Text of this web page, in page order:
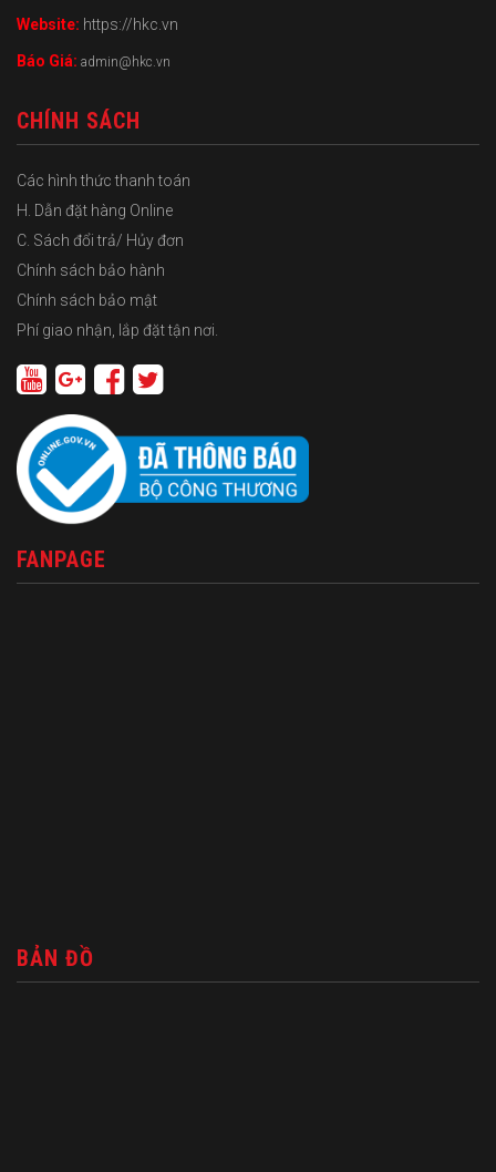
Website: https://hkc.vn
Báo Giá: admin@hkc.vn
CHÍNH SÁCH
Các hình thức thanh toán
H. Dẫn đặt hàng Online
C. Sách đổi trả/ Hủy đơn
Chính sách bảo hành
Chính sách bảo mật
Phí giao nhận, lắp đặt tận nơi.
FANPAGE
BẢN ĐỒ